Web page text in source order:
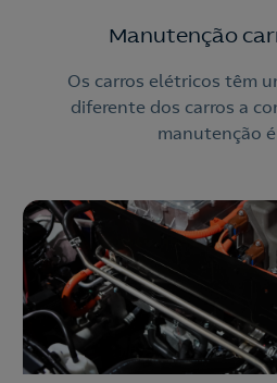
Manutenção
Os carros elétricos têm
diferente dos carros a
manutenção